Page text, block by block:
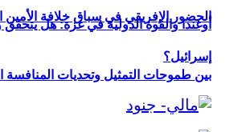
الحضور الإفريقي في سباق خلافة الأمين
بين طموحات التمثيل وتحديات المنافسة
أوغندا والقوة الدولية في غزة: هل
إسرائيل؟